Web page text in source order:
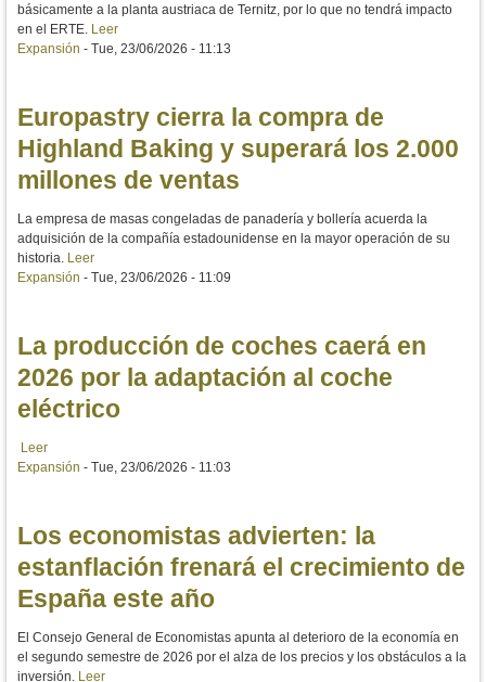
básicamente a la planta austriaca de Ternitz, por lo que no tendrá impacto
en el ERTE. Leer
Expansión - Tue, 23/06/2026 - 11:13
Europastry cierra la compra de
Highland Baking y superará los 2.000
millones de ventas
La empresa de masas congeladas de panadería y bollería acuerda la
adquisición de la compañía estadounidense en la mayor operación de su
historia. Leer
Expansión - Tue, 23/06/2026 - 11:09
La producción de coches caerá en
2026 por la adaptación al coche
eléctrico
Leer
Expansión - Tue, 23/06/2026 - 11:03
Los economistas advierten: la
estanflación frenará el crecimiento de
España este año
El Consejo General de Economistas apunta al deterioro de la economía en
el segundo semestre de 2026 por el alza de los precios y los obstáculos a la
inversión. Leer